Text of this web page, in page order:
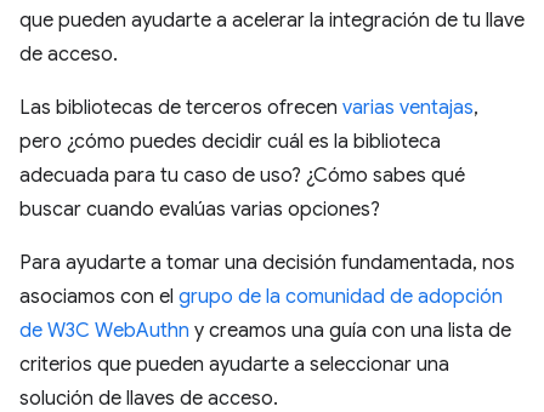
que pueden ayudarte a acelerar la integración de tu llave
de acceso.
Las bibliotecas de terceros ofrecen varias ventajas,
pero ¿cómo puedes decidir cuál es la biblioteca
adecuada para tu caso de uso? ¿Cómo sabes qué
buscar cuando evalúas varias opciones?
Para ayudarte a tomar una decisión fundamentada, nos
asociamos con el grupo de la comunidad de adopción
de W3C WebAuthn y creamos una guía con una lista de
criterios que pueden ayudarte a seleccionar una
solución de llaves de acceso.